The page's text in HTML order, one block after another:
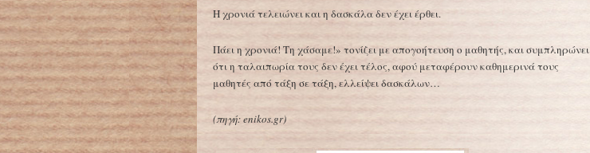
Η χρονιά τελειώνει και η δασκάλα δεν έχει έρθει.
Πάει η χρονιά! Τη χάσαμε!» τονίζει με απογοήτευση ο μαθητής, και συμπληρώνει
ότι η ταλαιπωρία τους δεν έχει τέλος, αφού μεταφέρουν καθημερινά τους
μαθητές από τάξη σε τάξη, ελλείψει δασκάλων…
(πηγή:enikos.gr)